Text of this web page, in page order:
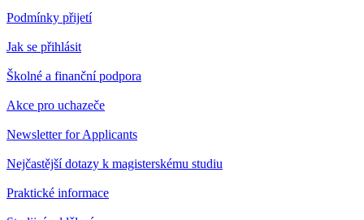
Podmínky přijetí
Jak se přihlásit
Školné a finanční podpora
Akce pro uchazeče
Newsletter for Applicants
Nejčastější dotazy k magisterskému studiu
Praktické informace